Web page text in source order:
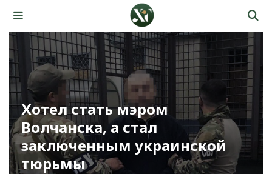
Хотел стать мэром
Волчанска, а стал
заключенным украинской
тюрьмы